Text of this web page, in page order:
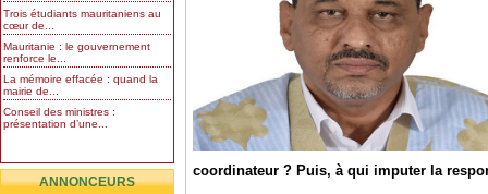
Trois étudiants mauritaniens au
cœur de...
Mauritanie : le gouvernement
renforce le...
La mémoire effacée : quand la
mairie de...
Conseil des ministres :
présentation d’une...
ANNONCEURS
coordinateur ? Puis, à qui imputer la